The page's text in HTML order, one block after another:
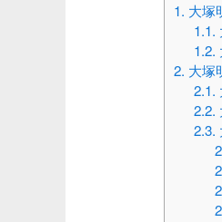
1. 大塚
1.1.
1.2.
2. 大塚
2.1.
2.2.
2.3.